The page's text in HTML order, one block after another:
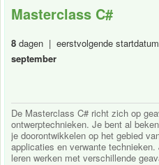
Masterclass C#
8 dagen | eerstvolgende startdatum
september
De Masterclass C# richt zich op
ontwerptechnieken. Je bent al
je doorontwikkelen op het gebied
applicaties en verwante
leren werken met verschillende